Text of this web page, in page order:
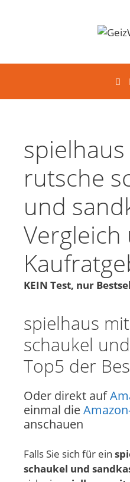
rutsche
und
Vergleich
KEIN Test, nur
spielhaus
schaukel
Top5 der
Oder direkt auf
einmal die
anschauen
Falls Sie sich für ein
schaukel und